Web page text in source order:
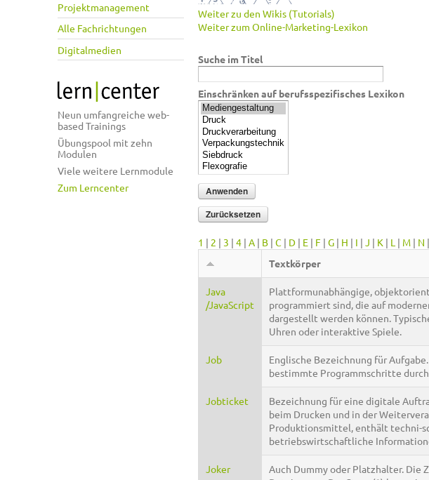
Projektmanagement
Alle Fachrichtungen
Digitalmedien
Neun umfangreiche web-
based Trainings
Übungspool mit zehn
Modulen
Viele weitere Lernmodule
Zum Lerncenter
Weiter zu den Wikis (Tutorials)
Weiter zum Online-Marketing-Lexikon
Suche im Titel
Einschränken auf berufsspezifisches Lexikon
1 | 2 | 3 | 4 | A | B | C | D | E | F | G | H | I | J | K | L | M | N |
Textkörper
Java
/JavaScript
Plattformunabhängige,
programmiert sind, die auf
dargestellt werden können.
Uhren oder interaktive Spiele.
Job
Englische Bezeichnung für
bestimmte Programmschritte
Jobticket
Bezeichnung für eine digitale
beim Drucken und in der
Produktionsmittel, enthält techni-
betriebswirtschaftliche
Joker
Auch Dummy oder Platzhalter. Die